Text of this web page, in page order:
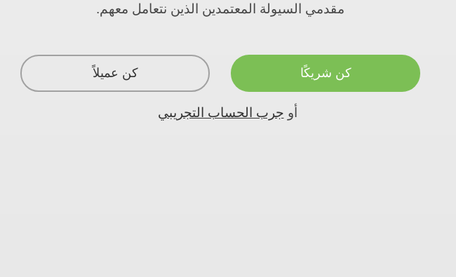
مقدمي السيولة المعتمدين الذين نتعامل معهم.
كن شريكًا كن عميلاً
أو جرب الحساب التجريبي